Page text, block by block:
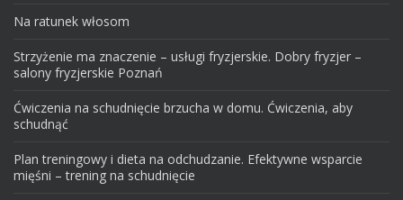
Na ratunek włosom
Strzyżenie ma znaczenie – usługi fryzjerskie. Dobry fryzjer –
salony fryzjerskie Poznań
Ćwiczenia na schudnięcie brzucha w domu. Ćwiczenia, aby
schudnąć
Plan treningowy i dieta na odchudzanie. Efektywne wsparcie
mięśni – trening na schudnięcie